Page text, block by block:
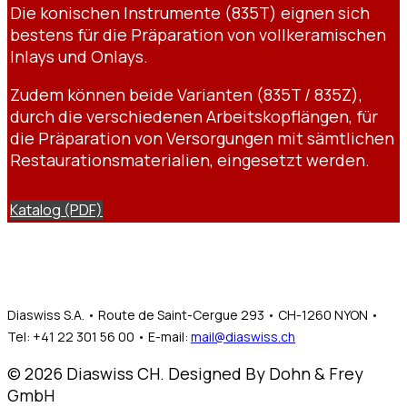
Die konischen Instrumente (835T) eignen sich
bestens für die Präparation von vollkeramischen
Inlays und Onlays.
Zudem können beide Varianten (835T / 835Z),
durch die verschiedenen Arbeitskopflängen, für
die Präparation von Versorgungen mit sämtlichen
Restaurationsmaterialien, eingesetzt werden.
Katalog (PDF)
Diaswiss S.A. • Route de Saint-Cergue 293 • CH-1260 NYON •
Tel: +41 22 301 56 00 • E-mail: mail@diaswiss.ch
© 2026 Diaswiss CH. Designed By Dohn & Frey
GmbH